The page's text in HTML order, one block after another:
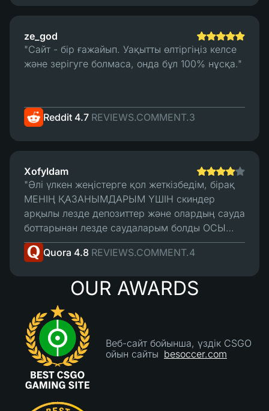
ze_god
"Сайт - бір ғажайып. Уақытты өлтіргіңіз келсе
және зерігуге болмаса, онда бұл 100% нұсқа."
Reddit 4.7 REVIEWS.COMMENT.3
Xofyldam
"Әлі үлкен жеңістерге қол жеткізбедім, бірақ
МЕНІҢ ҚАЗАНЫМДАРЫМ ҮШІН скиндер
арқылы лезде депозиттер және олардың сауда
боттарынан лезде саудаларым болды ОСЫ
УАҚЫТҚА ДЕЙІН. Барлығы, осы уақытқа дейін,
жақсы. Менің жалғыз "шағымдануым" - бұл
олардың депозит боттарының қабылдауын
сенімді болып қалатынына үміттенемін."
Quora 4.8 REVIEWS.COMMENT.4
OUR AWARDS
Веб-сайт бойынша, үздік CSGO
ойын сайты besoccer.com